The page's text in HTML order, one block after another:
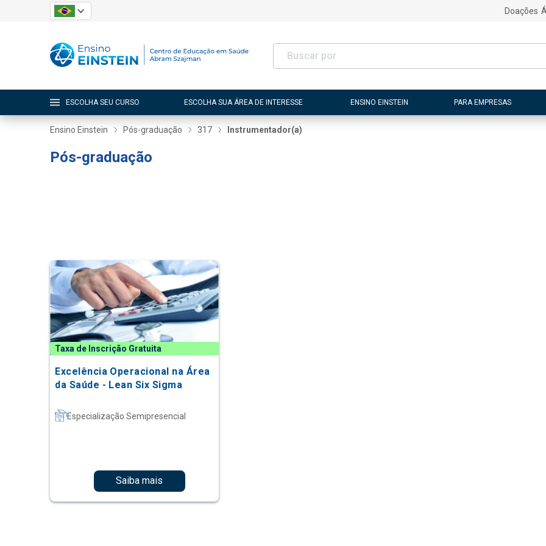
Doações
ESCOLHA SEU CURSO ESCOLHA SUA ÁREA DE INTERESSE ENSINO EINSTEIN PARA EMPRESAS
Ensino Einstein Pós-graduação 317 Instrumentador(a)
Pós-graduação
Taxa de Inscrição Gratuita
Excelência Operacional na Área
da Saúde - Lean Six Sigma
Especialização Semipresencial
Saiba mais